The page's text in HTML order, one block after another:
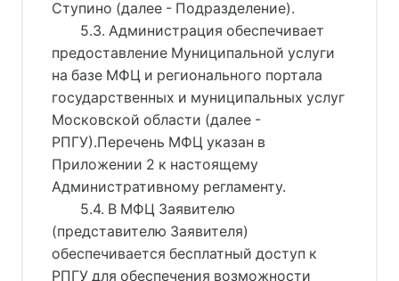
Ступино (далее - Подразделение).
5.3. Администрация обеспечивает
предоставление Муниципальной услуги
на базе МФЦ и регионального портала
государственных и муниципальных услуг
Московской области (далее -
РПГУ).Перечень МФЦ указан в
Приложении 2 к настоящему
Административному регламенту.
5.4. В МФЦ Заявителю
(представителю Заявителя)
обеспечивается бесплатный доступ к
РПГУ для обеспечения возможности